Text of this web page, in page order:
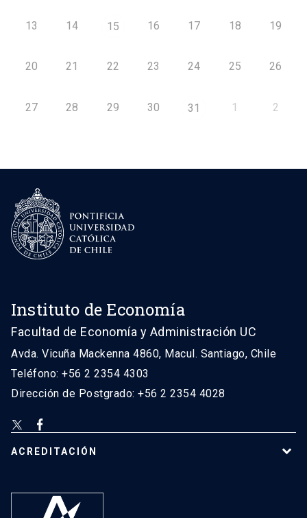
13 14 15 16 17 18 19
20 21 22 23 24 25 26
27 28 29 30 31 1 2
Instituto de Economía
Facultad de Economía y Administración UC
Avda. Vicuña Mackenna 4860, Macul. Santiago, Chile
Teléfono: +56 2 2354 4303
Dirección de Postgrado: +56 2 2354 4028
ACREDITACIÓN